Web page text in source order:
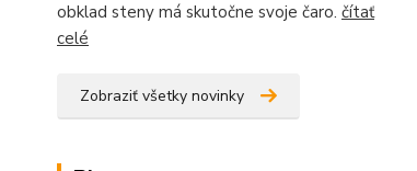
obklad steny má skutočne svoje čaro. čítať
celé
Zobraziť všetky novinky